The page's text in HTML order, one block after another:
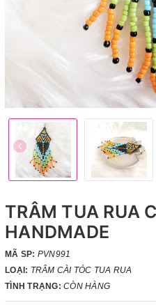
TRÂM TUA RUA
HANDMADE
MÃ SP: PVN991
LOẠI: TRÂM CÀI TÓC TUA RUA
TÌNH TRẠNG: CÒN HÀNG